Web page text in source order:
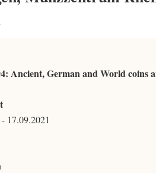
Ancient, German and World coins
17.09.2021